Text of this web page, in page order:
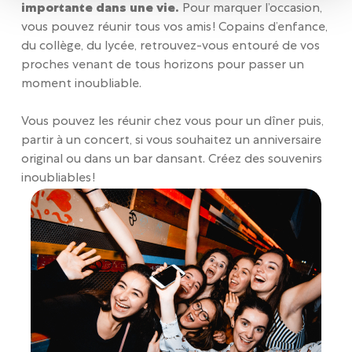
importante dans une vie. Pour marquer l’occasion,
vous pouvez réunir tous vos amis ! Copains d’enfance,
du collège, du lycée, retrouvez-vous entouré de vos
proches venant de tous horizons pour passer un
moment inoubliable.
Vous pouvez les réunir chez vous pour un dîner puis,
partir à un concert, si vous souhaitez un anniversaire
original ou dans un bar dansant. Créez des souvenirs
inoubliables !